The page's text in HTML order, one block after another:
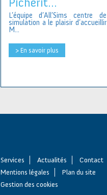
L’équipe d’All’Sims centre de
simulation a le plaisir d’accueillir
M...
> En savoir plus
Services Actualités
Contact
Mentions légales
Plan du site
Gestion des cookies